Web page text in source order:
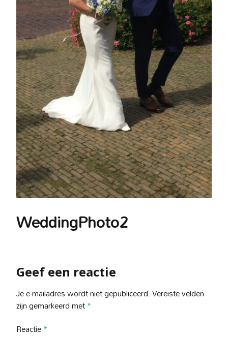
WeddingPhoto2
Geef een reactie
Je e-mailadres wordt niet gepubliceerd.Vereiste velden
zijn gemarkeerd met*
Reactie*